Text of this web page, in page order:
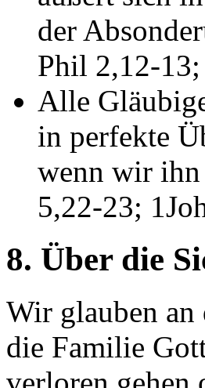
der
Phil 2,12-
Alle
in perfekte
wenn wir
5,22-23;
8. Über die
Wir glauben
die Familie